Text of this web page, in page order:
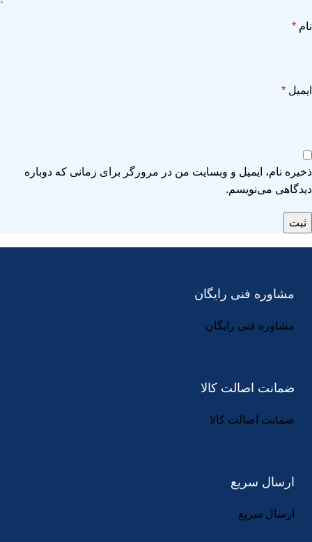
نام *
ایمیل *
ذخیره نام، ایمیل و وبسایت من در مرورگر برای زمانی که دوباره
دیدگاهی می‌نویسم.
مشاوره فنی رایگان
مشاوره فنی رایگان
ضمانت اصالت کالا
ضمانت اصالت کالا
ارسال سریع
ارسال سریع